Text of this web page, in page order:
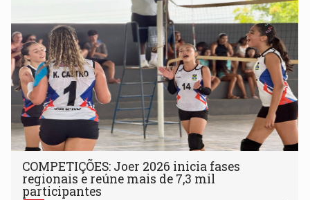
COMPETIÇÕES: Joer 2026 inicia fases
regionais e reúne mais de 7,3 mil
participantes